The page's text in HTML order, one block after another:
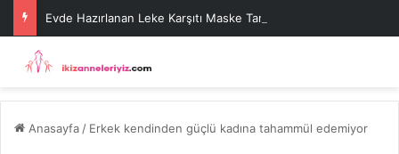
Evde Hazırlanan Leke Karşıtı Maske Tarifleri
Anasayfa / Erkek kendinden güçlü kadına tahammül edemiyor